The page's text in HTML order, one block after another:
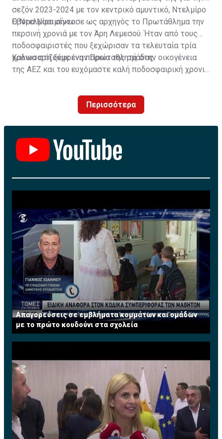
σεζόν 2023-2024 με τον κεντρικό αμυντικό, Ντελμίρο
Έβορα Νασιμέντο.
Ο Ντελμίρο σήκωσε ως αρχηγός το Πρωτάθλημα την
περσινή χρονιά με τον Άρη Λεμεσού. Ήταν από τους
ποδοσφαιριστές που ξεχώρισαν τα τελευταία τρία
χρόνια στη ξέφρενη πορεία της ομάδας.
Καλωσορίζουμε έναν Πρωταθλητή στην οικογένεια
της ΑΕΖ και του ευχόμαστε καλή ποδοσφαιρική χρονιά
Περισσότερα
Απαγορεύσεις σε εμβλήματα κομμάτων και ομάδων
με το πρώτο κουδούνι στα σχολεία